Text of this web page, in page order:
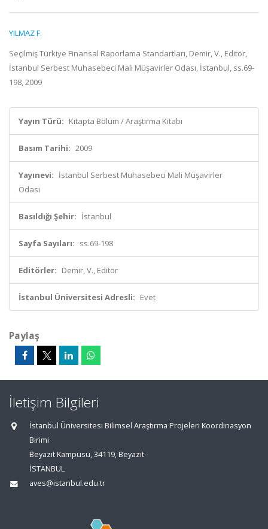
YILMAZ F.
Seçilmiş Türkiye Finansal Raporlama Standartları, Demir, V., Editör,
İstanbul Serbest Muhasebeci Mali Müşavirler Odası, İstanbul, ss.69-
198, 2009
Yayın Türü: Kitapta Bölüm / Araştırma Kitabı
Basım Tarihi: 2009
Yayınevi: İstanbul Serbest Muhasebeci Mali Müşavirler
Odası
Basıldığı Şehir: İstanbul
Sayfa Sayıları: ss.69-198
Editörler: Demir, V., Editör
İstanbul Üniversitesi Adresli: Evet
Paylaş
İletişim Bilgileri
İstanbul Üniversitesi Bilimsel Araştırma Projeleri Koordinasyon
Birimi
Beyazıt Kampüsü, 34119, Beyazıt
İSTANBUL
aves@istanbul.edu.tr